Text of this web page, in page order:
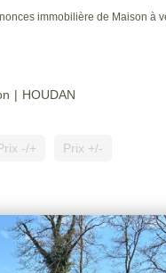
immobilière de Maison à
HOUDAN
-/+ Prix +/-